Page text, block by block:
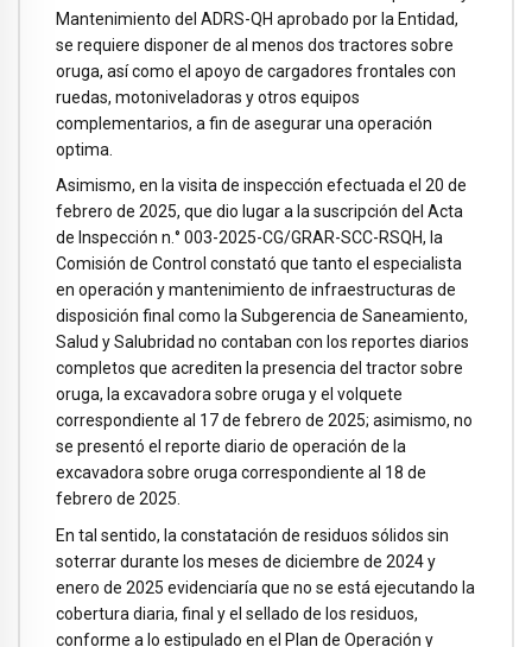
Mantenimiento del ADRS-QH aprobado por la Entidad,
se requiere disponer de al menos dos tractores sobre
oruga, así como el apoyo de cargadores frontales con
ruedas, motoniveladoras y otros equipos
complementarios, a fin de asegurar una operación
optima.
Asimismo, en la visita de inspección efectuada el 20 de
febrero de 2025, que dio lugar a la suscripción del Acta
de Inspección n.° 003-2025-CG/GRAR-SCC-RSQH, la
Comisión de Control constató que tanto el especialista
en operación y mantenimiento de infraestructuras de
disposición final como la Subgerencia de Saneamiento,
Salud y Salubridad no contaban con los reportes diarios
completos que acrediten la presencia del tractor sobre
oruga, la excavadora sobre oruga y el volquete
correspondiente al 17 de febrero de 2025; asimismo, no
se presentó el reporte diario de operación de la
excavadora sobre oruga correspondiente al 18 de
febrero de 2025.
En tal sentido, la constatación de residuos sólidos sin
soterrar durante los meses de diciembre de 2024 y
enero de 2025 evidenciaría que no se está ejecutando la
cobertura diaria, final y el sellado de los residuos,
conforme a lo estipulado en el Plan de Operación y